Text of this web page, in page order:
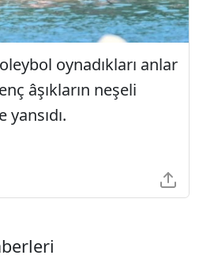
oynadıkları anlar
âşıkların neşeli